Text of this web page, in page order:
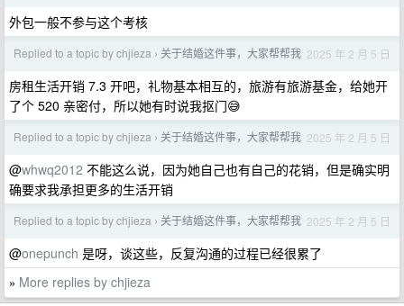
外包一般不参与这个考核
Replied to a topic by chjieza › 关于结婚这件事，大家帮帮我 2025 年 2 月 5 日
房租生活开销 7.3 开吧，礼物基本相互的，旅游有旅游基金，给她开
了个 520 亲密付，所以她有时说我抠门😅
Replied to a topic by chjieza › 关于结婚这件事，大家帮帮我 2025 年 2 月 5 日
@whwq2012 不能这么说，因为她自己也有自己的花销，但是确实明
确要求我承担更多的生活开销
Replied to a topic by chjieza › 关于结婚这件事，大家帮帮我 2025 年 2 月 5 日
@onepunch 是呀，谈这些，反复沟通的过程已经很累了
» More replies by chjieza